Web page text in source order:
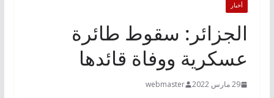
أخبار
الجزائر: سقوط طائرة
عسكرية ووفاة قائدها
29 مارس 2022 webmaster